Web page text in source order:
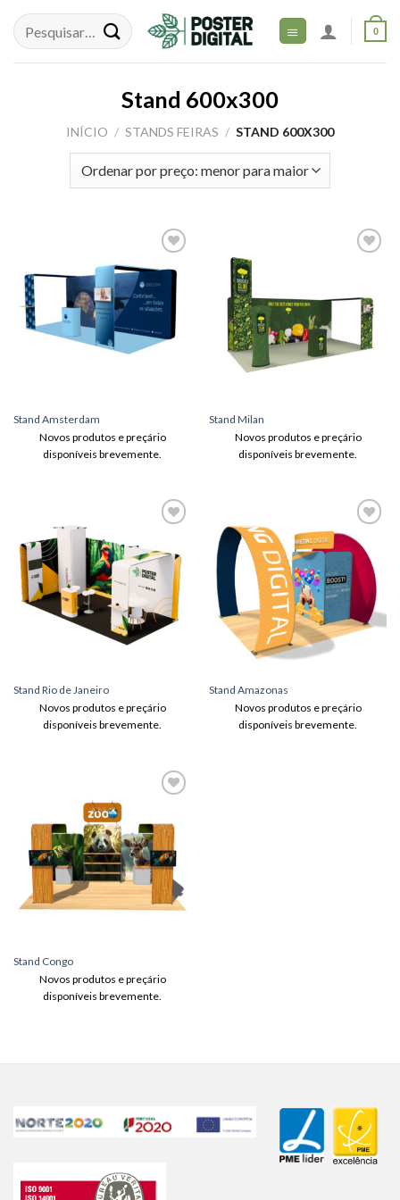
content
0
Stand 600x300
INÍCIO / STANDS FEIRAS / STAND 600X300
aos meus
desejos
Stand Amsterdam
Novos produtos e preçário
disponíveis brevemente.
Stand Milan
Novos produtos e preçário
disponíveis brevemente.
desejos
Stand Rio de Janeiro
Novos produtos e preçário
disponíveis brevemente.
Adicionar
aos meus
desejos
Stand Amazonas
Novos produtos e preçário
disponíveis brevemente.
desejos
Stand Congo
Novos produtos e preçário
disponíveis brevemente.